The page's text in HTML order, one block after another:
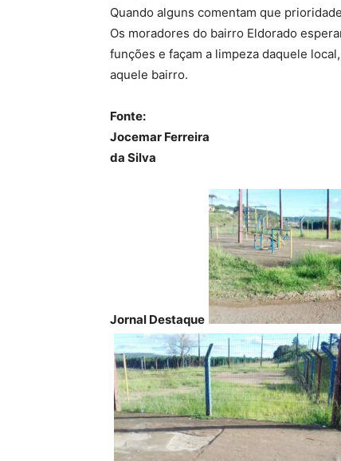
Quando alguns comentam que
Os moradores do bairro Eldorado
funções e façam a limpeza daquele
aquele bairro.
Fonte:
Jocemar Ferreira
da Silva
Jornal Destaque